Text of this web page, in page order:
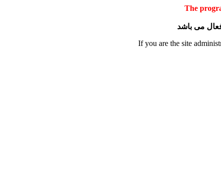
The
فعال می باشد
If you are the site